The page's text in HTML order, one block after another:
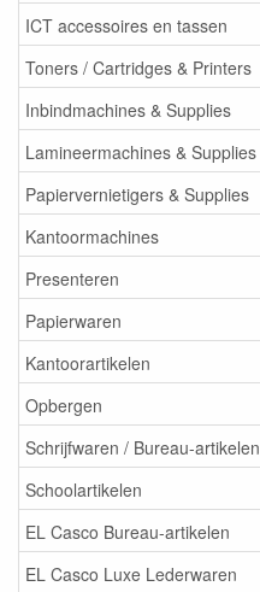
ICT accessoires en tassen
Toners / Cartridges & Printers
Inbindmachines & Supplies
Lamineermachines & Supplies
Papiervernietigers & Supplies
Kantoormachines
Presenteren
Papierwaren
Kantoorartikelen
Opbergen
Schrijfwaren / Bureau-artikelen
Schoolartikelen
EL Casco Bureau-artikelen
EL Casco Luxe Lederwaren